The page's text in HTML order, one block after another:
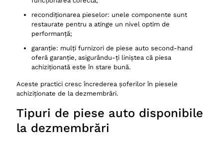
recondiționarea pieselor: unele componente sunt
restaurate pentru a atinge un nivel optim de
performanță;
garanție: mulți furnizori de piese auto second-hand
oferă garanție, asigurându-ți liniștea că piesa
achiziționată este în stare bună.
Aceste practici cresc încrederea șoferilor în piesele
achiziționate de la dezmembrări.
Tipuri de piese auto disponibile
la dezmembrări